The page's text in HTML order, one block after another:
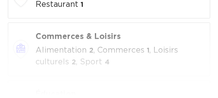
Restaurant 1
Commerces & Loisirs
Alimentation 2, Commerces 1 , Loisirs
culturels 2, Sport 4